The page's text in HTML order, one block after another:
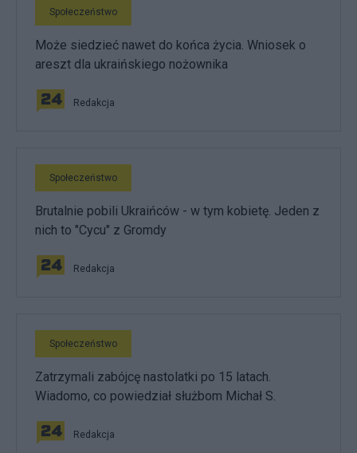
Społeczeństwo
Może siedzieć nawet do końca życia. Wniosek o
areszt dla ukraińskiego nożownika
Redakcja
Społeczeństwo
Brutalnie pobili Ukraińców - w tym kobietę. Jeden z
nich to "Cycu" z Gromdy
Redakcja
Społeczeństwo
Zatrzymali zabójcę nastolatki po 15 latach.
Wiadomo, co powiedział służbom Michał S.
Redakcja